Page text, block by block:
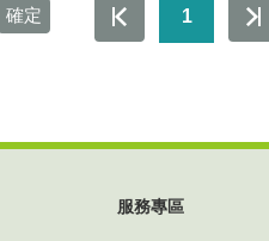
1
服務專區